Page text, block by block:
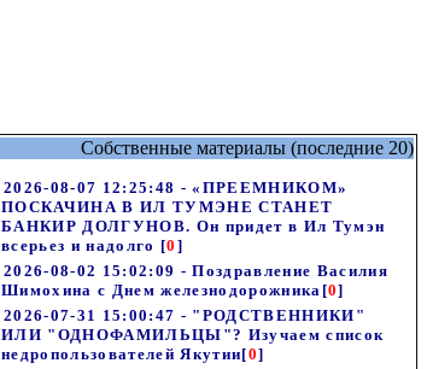
Собственные материалы (последние 20)
2026-08-07 12:25:48 - «ПРЕЕМНИКОМ»
ПОСКАЧИНА В ИЛ ТУМЭНЕ СТАНЕТ
БАНКИР ДОЛГУНОВ. Он придет в Ил Тумэн
всерьез и надолго [0 ]
2026-08-02 15:02:09 - Поздравление Василия
Шимохина с Днем железнодорожника [0]
2026-07-31 15:00:47 - "РОДСТВЕННИКИ"
ИЛИ "ОДНОФАМИЛЬЦЫ"? Изучаем список
недропользователей Якутии[0]